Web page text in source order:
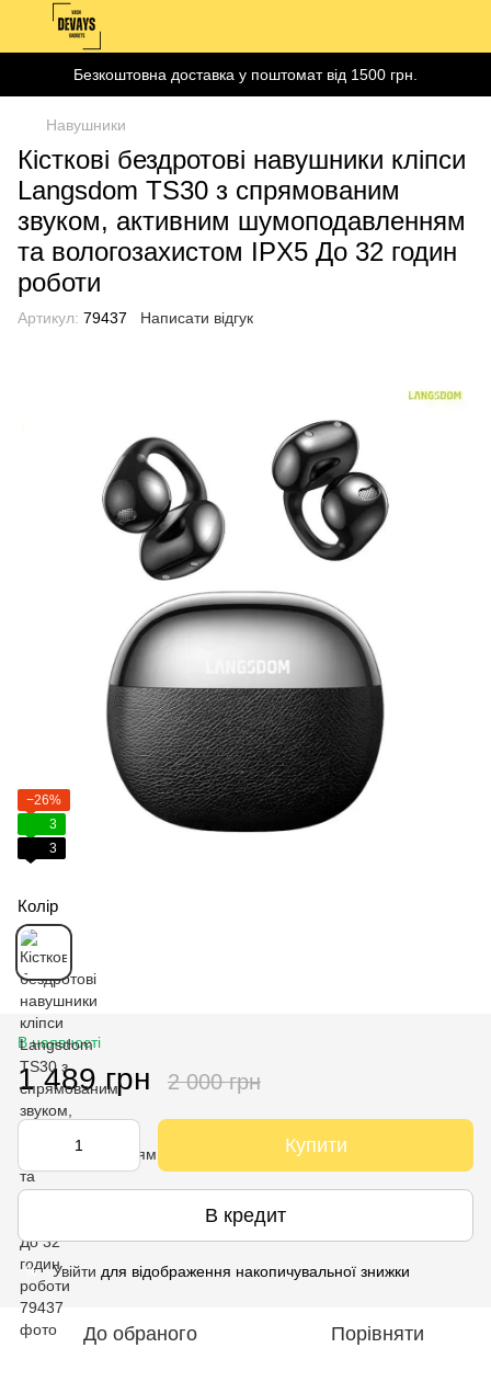
Безкоштовна доставка у поштомат від 1500 грн.
Навушники
Кісткові бездротові навушники кліпси
Langsdom TS30 з спрямованим
звуком, активним шумоподавленням
та вологозахистом IPX5 До 32 годин
роботи
Артикул: 79437 Написати відгук
−26%
3
3
Колір
В наявності
1 489 грн 2 000 грн
Купити
В кредит
% Увійти для відображення накопичувальної знижки
До обраного Порівняти